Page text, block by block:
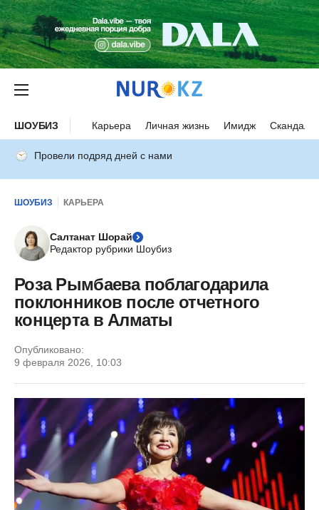
ШОУБИЗ Карьера Личная жизнь Имидж Скандалы
Провели подряд дней с нами
ШОУБИЗ КАРЬЕРА
Салтанат Шорай
Редактор рубрики Шоубиз
Роза Рымбаева поблагодарила
поклонников после отчетного
концерта в Алматы
Опубликовано:
9 февраля 2026, 10:03